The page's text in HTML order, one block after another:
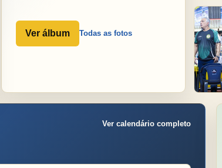
Ver álbum Todas as fotos
Ver calendário completo